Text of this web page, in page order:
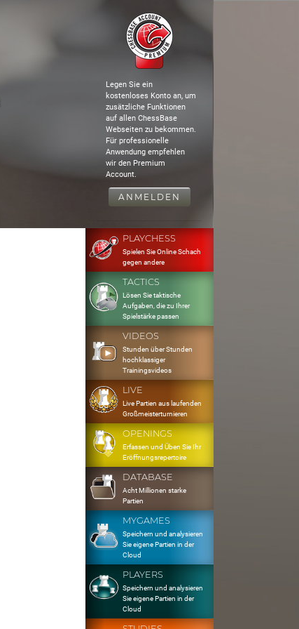
Legen Sie ein
kostenloses Konto an, um
zusätzliche Funktionen
auf allen ChessBase
Webseiten zu bekommen.
Für professionelle
Anwendung empfehlen
wir den Premium
Account.
ANMELDEN
PLAYCHESS
Spielen Sie Online Schach
gegen andere
TACTICS
Lösen Sie taktische
Aufgaben, die zu Ihrer
Spielstärke passen
VIDEOS
Stunden über Stunden
hochklassiger
Trainingsvideos
LIVE
Live Partien aus laufenden
Großmeisterturnieren
OPENINGS
Erfassen und Üben Sie Ihr
Eröffnungsrepertoire
DATABASE
Acht Millionen starke
Partien
MYGAMES
Speichern und analysieren
Sie eigene Partien in der
Cloud
PLAYERS
Speichern und analysieren
Sie eigene Partien in der
Cloud